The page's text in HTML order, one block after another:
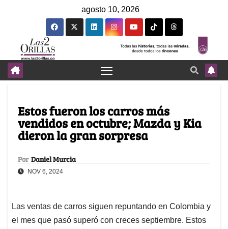
agosto 10, 2026
Estos fueron los carros más
vendidos en octubre; Mazda y Kia
dieron la gran sorpresa
Por Daniel Murcia
NOV 6, 2024
Las ventas de carros siguen repuntando en Colombia y
el mes que pasó superó con creces septiembre. Estos